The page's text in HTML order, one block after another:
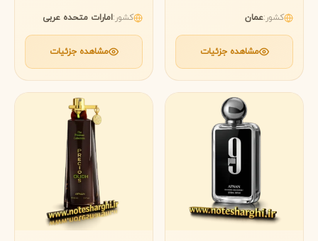
کشور:عمان
مشاهده جزئیات
کشور:امارات متحده عربی
مشاهده جزئیات